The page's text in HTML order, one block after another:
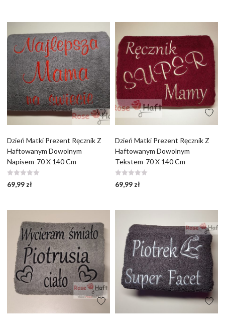
Dzień Matki Prezent Ręcznik Z
Haftowanym Dowolnym
Napisem-70 X 140 Cm
69,99 zł
Dzień Matki Prezent Ręcznik Z
Haftowanym Dowolnym
Tekstem-70 X 140 Cm
69,99 zł